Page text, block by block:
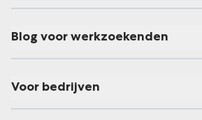
Blog voor werkzoekenden
Voor bedrijven